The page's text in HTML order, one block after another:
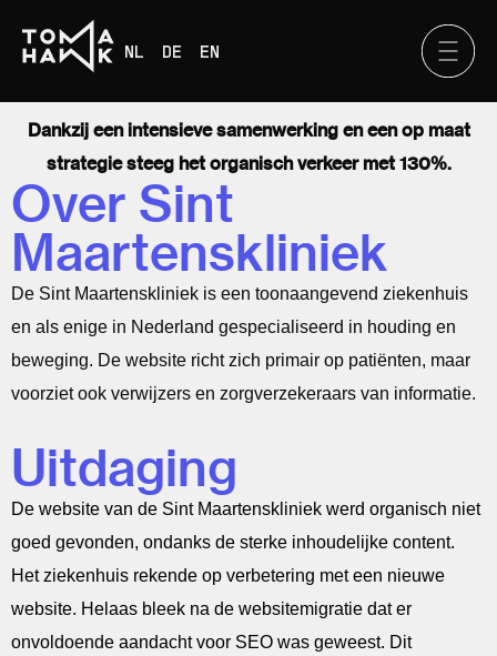
NL DE EN
Dankzij een intensieve samenwerking en een op maat
strategie steeg het organisch verkeer met 130%.
Over Sint
Maartenskliniek
De Sint Maartenskliniek is een toonaangevend ziekenhuis
en als enige in Nederland gespecialiseerd in houding en
beweging. De website richt zich primair op patiënten, maar
voorziet ook verwijzers en zorgverzekeraars van informatie.
Uitdaging
De website van de Sint Maartenskliniek werd organisch niet
goed gevonden, ondanks de sterke inhoudelijke content.
Het ziekenhuis rekende op verbetering met een nieuwe
website. Helaas bleek na de websitemigratie dat er
onvoldoende aandacht voor SEO was geweest. Dit